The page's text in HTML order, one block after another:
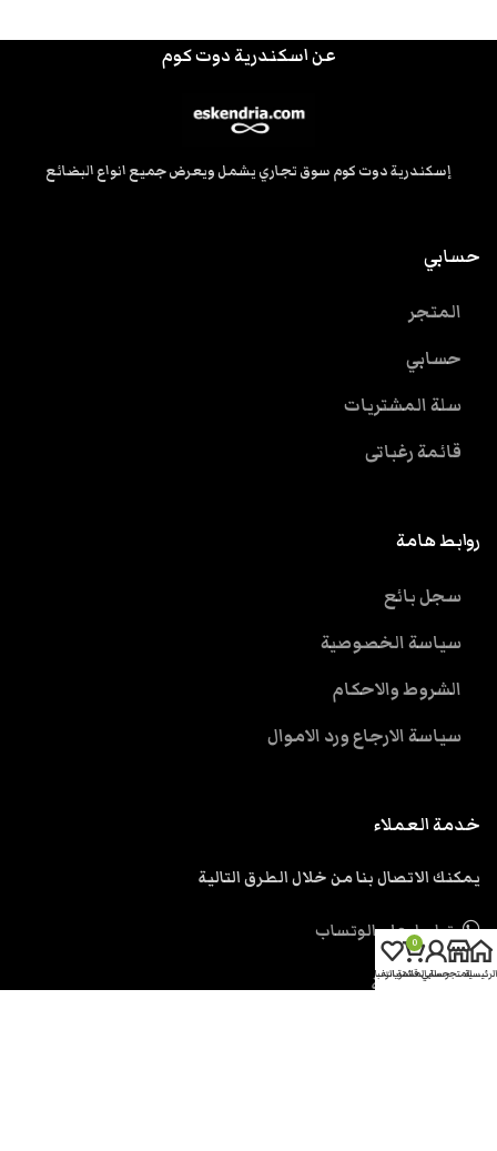
عن اسكندرية دوت كوم
إسكندرية دوت كوم سوق تجاري يشمل ويعرض جميع انواع البضائع
حسابي
المتجر
حسابي
سلة المشتريات
قائمة رغباتى
روابط هامة
سجل بائع
سياسة الخصوصية
الشروط والاحكام
سياسة الارجاع ورد الاموال
خدمة العملاء
يمكنك الاتصال بنا من خلال الطرق التالية
تواصل علي الوتساب
ارسل رسالة الرئيسيةالمتجرحسابي
0
سلة المشتريات
قائمة الرغبات